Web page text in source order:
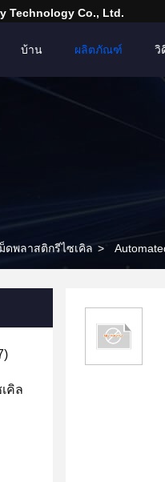
Technology Co., Ltd.
บ้าน ผลิตภัณฑ์ วิ
ดพลาสติกรีไซเคิล >
คิล